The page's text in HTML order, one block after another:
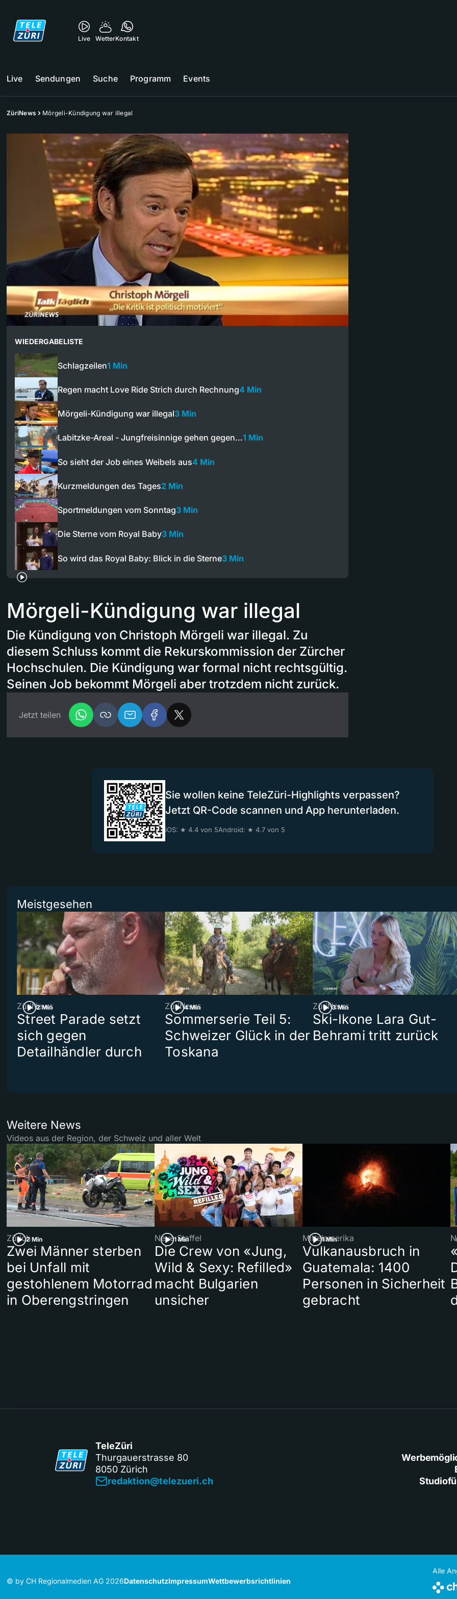
Live WetterKontakt
Live Sendungen Suche Programm Events
ZüriNews Mörgeli-Kündigung war illegal
WIEDERGABELISTE
Schlagzeilen1 Min
Regen macht Love Ride Strich durch Rechnung4 Min
Mörgeli-Kündigung war illegal3 Min
Labitzke-Areal - Jungfreisinnige gehen gegen…1 Min
So sieht der Job eines Weibels aus4 Min
Kurzmeldungen des Tages2 Min
Sportmeldungen vom Sonntag3 Min
Die Sterne vom Royal Baby3 Min
So wird das Royal Baby: Blick in die Sterne3 Min
Mörgeli-Kündigung war illegal
Die Kündigung von Christoph Mörgeli war illegal. Zu
diesem Schluss kommt die Rekurskommission der Zürcher
Hochschulen. Die Kündigung war formal nicht rechtsgültig.
Seinen Job bekommt Mörgeli aber trotzdem nicht zurück.
Jetzt teilen
Sie wollen keine TeleZüri-Highlights verpassen?
Jetzt QR-Code scannen und App herunterladen.
iOS: ★ 4.4 von 5Android: ★ 4.7 von 5
Meistgesehen
2 Min
ZüriNews
Street Parade setzt
sich gegen
Detailhändler durch
4 Min
ZüriNews
Sommerserie Teil 5:
Schweizer Glück in der
Toskana
3 Min
ZüriNews
Ski-Ikone Lara Gut-
Behrami tritt zurück
Weitere News
Videos aus der Region, der Schweiz und aller Welt
2 Min
Zürich
Zwei Männer sterben
bei Unfall mit
gestohlenem Motorrad
in Oberengstringen
1 Min
Neue Staffel
Die Crew von «Jung,
Wild & Sexy: Refilled»
macht Bulgarien
unsicher
1 Min
Mittelamerika
Vulkanausbruch in
Guatemala: 1400
Personen in Sicherheit
gebracht
TeleZüri
Thurgauerstrasse 80
8050 Zürich
redaktion@telezueri.ch
© by CH Regionalmedien AG 2026DatenschutzImpressumWettbewerbsrichtlinien
Alle